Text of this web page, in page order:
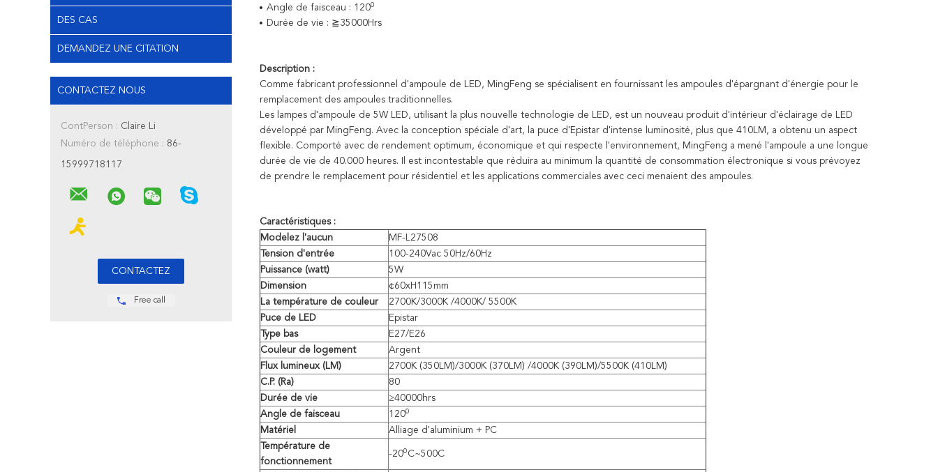
DES CAS
DEMANDEZ UNE CITATION
CONTACTEZ NOUS
ContPerson : Claire Li
Numéro de téléphone : 86-
15999718117
Free call
Angle de faisceau : 1200
Durée de vie : ≧35000Hrs
Description :
Comme fabricant professionnel d'ampoule de LED, MingFeng se spécialisent en fournissant les ampoules d'épargnant d'énergie pour le
remplacement des ampoules traditionnelles.
Les lampes d'ampoule de 5W LED, utilisant la plus nouvelle technologie de LED, est un nouveau produit d'intérieur d'éclairage de LED
développé par MingFeng. Avec la conception spéciale d'art, la puce d'Epistar d'intense luminosité, plus que 410LM, a obtenu un aspect
flexible. Comporté avec de rendement optimum, économique et qui respecte l'environnement, MingFeng a mené l'ampoule a une longue
durée de vie de 40.000 heures. Il est incontestable que réduira au minimum la quantité de consommation électronique si vous prévoyez
de prendre le remplacement pour résidentiel et les applications commerciales avec ceci menaient des ampoules.
Caractéristiques :
Modelez l'aucun
MF-L27508
Tension d'entrée
100-240Vac 50Hz/60Hz
Puissance (watt)
5W
Dimension
¢60xH115mm
La température de couleur
2700K/3000K /4000K/ 5500K
Puce de LED
Epistar
Type bas
E27/E26
Couleur de logement
Argent
Flux lumineux (LM)
2700K (350LM)/3000K (370LM) /4000K (390LM)/5500K (410LM)
C.P. (Ra)
80
Durée de vie
≥40000hrs
Angle de faisceau
1200
Matériel
Alliage d'aluminium + PC
Température de
fonctionnement
-200C~500C